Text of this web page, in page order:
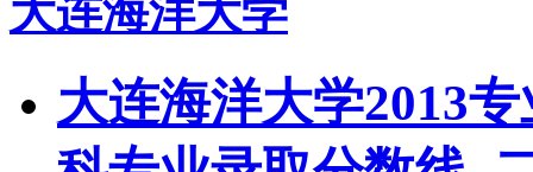
大连海洋大学
大连海洋大学2013